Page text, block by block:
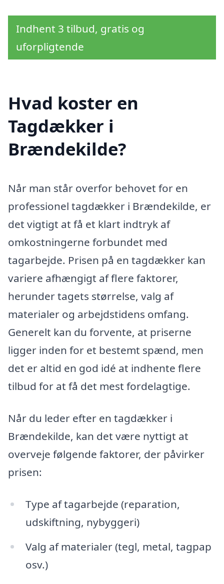
Indhent 3 tilbud, gratis og
uforpligtende
Hvad koster en
Tagdækker i
Brændekilde?
Når man står overfor behovet for en
professionel tagdækker i Brændekilde, er
det vigtigt at få et klart indtryk af
omkostningerne forbundet med
tagarbejde. Prisen på en tagdækker kan
variere afhængigt af flere faktorer,
herunder tagets størrelse, valg af
materialer og arbejdstidens omfang.
Generelt kan du forvente, at priserne
ligger inden for et bestemt spænd, men
det er altid en god idé at indhente flere
tilbud for at få det mest fordelagtige.
Når du leder efter en tagdækker i
Brændekilde, kan det være nyttigt at
overveje følgende faktorer, der påvirker
prisen:
Type af tagarbejde (reparation,
udskiftning, nybyggeri)
Valg af materialer (tegl, metal, tagpap
osv.)